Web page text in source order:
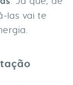
las vai te